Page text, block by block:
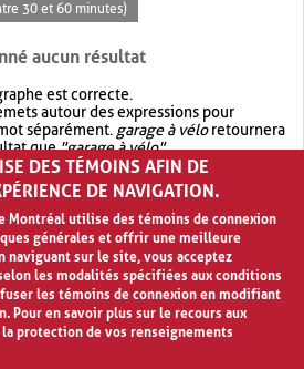
30 et 60 minutes)
aucun résultat
est correcte.
autour des expressions pour
séparément. garage à véloretournera
que"garage à vélo".
recherche avec OR.garage OR vélo
de résultat quegarage à vélo
DES TÉMOINS AFIN DE
DE NAVIGATION.
Montréal utilise des témoins de connexion
générales et offrir une meilleure
naviguant sur le site, vous acceptez
les modalités spécifiées aux conditions
les témoins de connexion en modifiant
Pour en savoir plus sur le recours aux
protection de vos renseignements